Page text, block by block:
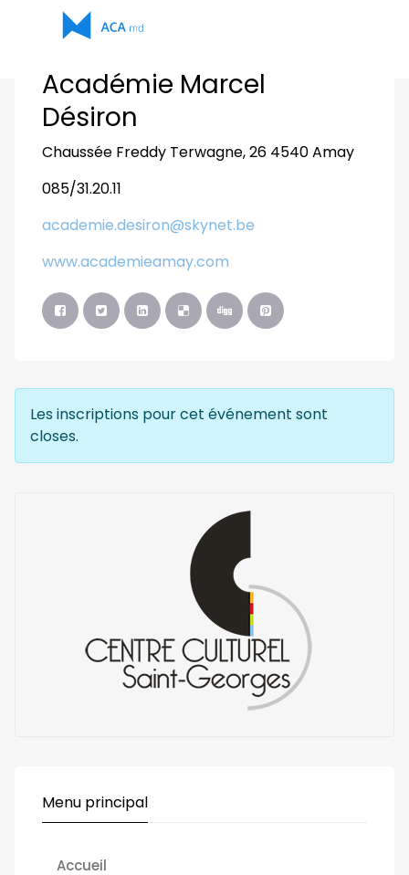
Académie Marcel
Désiron
Chaussée Freddy Terwagne, 26 4540 Amay
085/31.20.11
academie.desiron@skynet.be
www.academieamay.com
Les inscriptions pour cet événement sont
closes.
Menu principal
Accueil